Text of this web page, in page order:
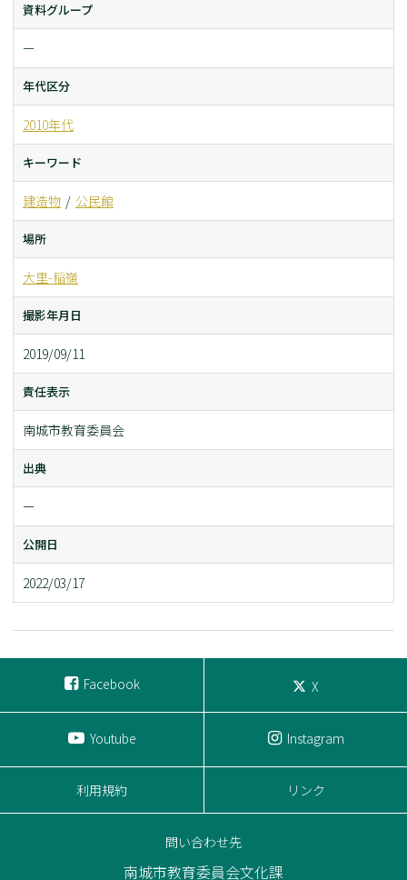
資料グループ
ー
年代区分
2010年代
キーワード
建造物 公民館
場所
大里-稲嶺
撮影年月日
2019/09/11
責任表示
南城市教育委員会
出典
ー
公開日
2022/03/17
Facebook X
Youtube Instagram
利用規約 リンク
問い合わせ先
南城市教育委員会文化課